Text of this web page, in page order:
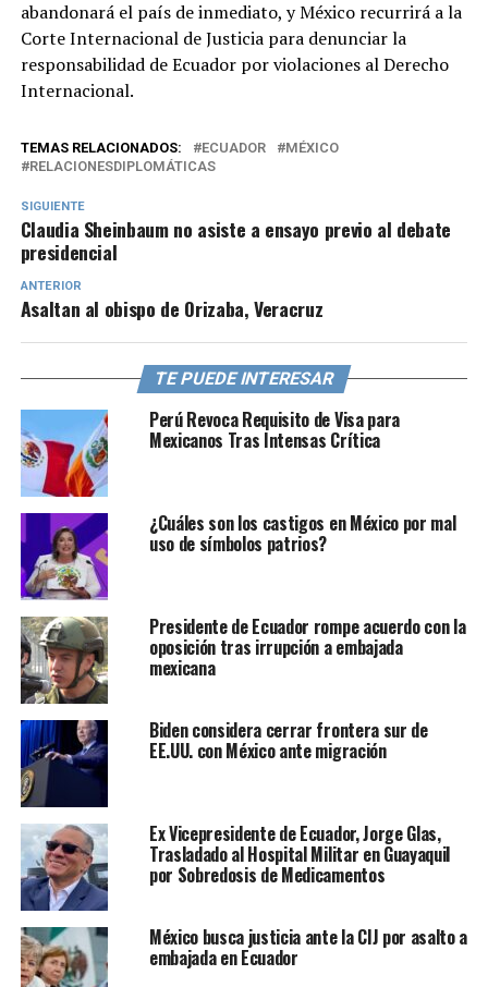
abandonará el país de inmediato, y México recurrirá a la
Corte Internacional de Justicia para denunciar la
responsabilidad de Ecuador por violaciones al Derecho
Internacional.
TEMAS RELACIONADOS: ECUADOR
MÉXICO
RELACIONESDIPLOMÁTICAS
SIGUIENTE
Claudia Sheinbaum no asiste a ensayo previo al debate
presidencial
ANTERIOR
Asaltan al obispo de Orizaba, Veracruz
TE PUEDE INTERESAR
Perú Revoca Requisito de Visa para
Mexicanos Tras Intensas Crítica
¿Cuáles son los castigos en México por mal
uso de símbolos patrios?
Presidente de Ecuador rompe acuerdo con la
oposición tras irrupción a embajada
mexicana
Biden considera cerrar frontera sur de
EE.UU. con México ante migración
Ex Vicepresidente de Ecuador, Jorge Glas,
Trasladado al Hospital Militar en Guayaquil
por Sobredosis de Medicamentos
México busca justicia ante la CIJ por asalto a
embajada en Ecuador